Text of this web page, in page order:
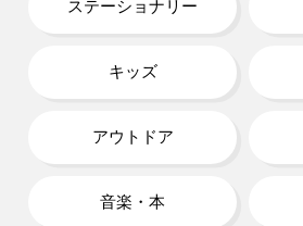
ステーショナリー
キッズ
アウトドア
音楽・本